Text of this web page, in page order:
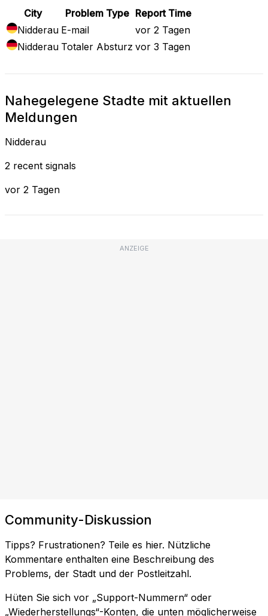
City Problem Type Report Time
Nidderau E-mail
vor 2 Tagen
Nidderau Totaler Absturz vor 3 Tagen
Nahegelegene Stadte mit aktuellen
Meldungen
Nidderau
2 recent signals
vor 2 Tagen
ANZEIGE
Community-Diskussion
Tipps? Frustrationen? Teile es hier. Nützliche
Kommentare enthalten eine Beschreibung des
Problems, der Stadt und der Postleitzahl.
Hüten Sie sich vor „Support-Nummern“ oder
„Wiederherstellungs“-Konten, die unten möglicherweise